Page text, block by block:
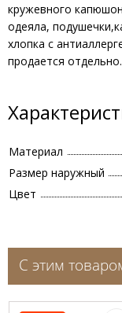
кружевного
одеяла,
хлопка с
продается отдельно.
Материал
Размер наружный
Цвет
С этим